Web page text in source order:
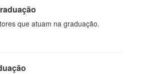
que atuam na graduação.